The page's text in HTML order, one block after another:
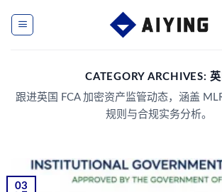
CATEGORY ARCHIVES:
跟进英国 FCA 加密资产监管动态，涵盖
规则与合规实务分析。
03